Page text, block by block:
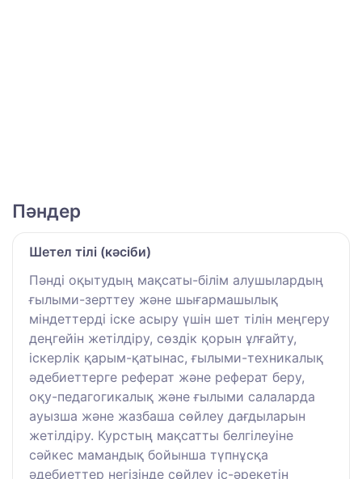
Пәндер
Шетел тілі (кәсіби)
Пәнді оқытудың мақсаты-білім алушылардың
ғылыми-зерттеу және шығармашылық
міндеттерді іске асыру үшін шет тілін меңгеру
деңгейін жетілдіру, сөздік қорын ұлғайту,
іскерлік қарым-қатынас, ғылыми-техникалық
әдебиеттерге реферат және реферат беру,
оқу-педагогикалық және ғылыми салаларда
ауызша және жазбаша сөйлеу дағдыларын
жетілдіру. Курстың мақсатты белгілеуіне
сәйкес мамандық бойынша түпнұсқа
әдебиеттер негізінде сөйлеу іс-әрекетін